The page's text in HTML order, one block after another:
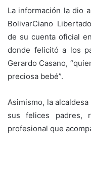
La información la dio
BolivarCiano
de su cuenta oficial
donde felicitó a los
Gerardo Casano,
preciosa bebé”.
Asimismo, la
sus felices padres,
profesional que